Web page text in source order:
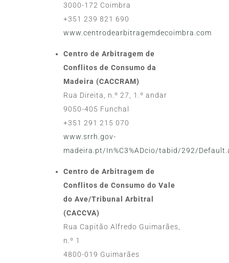
3000-172 Coimbra
+351 239 821 690
www.centrodearbitragemdecoimbra.com
Centro de Arbitragem de
Conflitos de Consumo da
Madeira (CACCRAM)
Rua Direita, n.º 27, 1.º andar
9050-405 Funchal
+351 291 215 070
www.srrh.gov-
madeira.pt/In%C3%ADcio/tabid/292/
Centro de Arbitragem de
Conflitos de Consumo do Vale
do Ave/Tribunal Arbitral
(CACCVA)
Rua Capitão Alfredo Guimarães,
n.º 1
4800-019 Guimarães